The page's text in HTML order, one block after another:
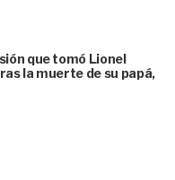
que tomó Lionel
la muerte de su papá,